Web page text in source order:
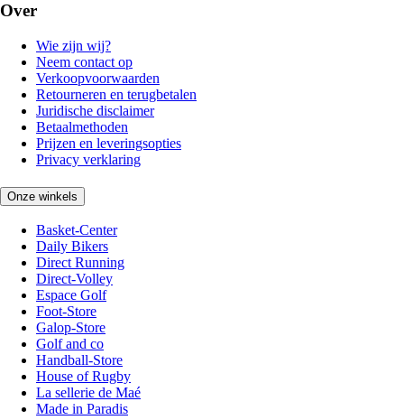
Over
Wie zijn wij?
Neem contact op
Verkoopvoorwaarden
Retourneren en terugbetalen
Juridische disclaimer
Betaalmethoden
Prijzen en leveringsopties
Privacy verklaring
Onze winkels
Basket-Center
Daily Bikers
Direct Running
Direct-Volley
Espace Golf
Foot-Store
Galop-Store
Golf and co
Handball-Store
House of Rugby
La sellerie de Maé
Made in Paradis